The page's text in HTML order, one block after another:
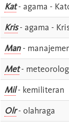
Kat- agama -
Kris- agama -
Man-
Met-
Mil- kemiliteran
Olr- olahraga